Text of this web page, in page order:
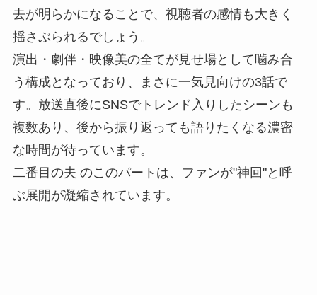
去が明らかになることで、視聴者の感情も大きく
揺さぶられるでしょう。
演出・劇伴・映像美の全てが見せ場として噛み合
う構成となっており、まさに一気見向けの3話で
す。放送直後にSNSでトレンド入りしたシーンも
複数あり、後から振り返っても語りたくなる濃密
な時間が待っています。
二番目の夫 のこのパートは、ファンが"神回"と呼
ぶ展開が凝縮されています。